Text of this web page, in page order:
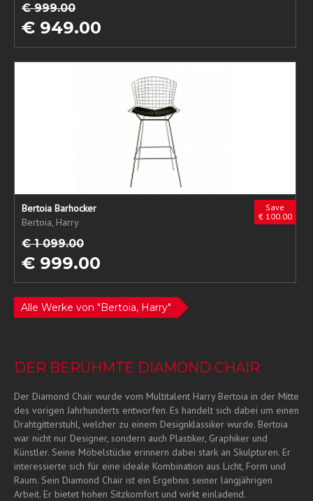
€ 999.00
€ 949.00
Save
€ 100.00
Bertoia Barhocker
Bertoia, Harry
€ 1 099.00
€ 999.00
Alle Werke von "Bertoia, Harry"
DER BERÜHMTE DIAMOND CHAIR
Der Diamond Chair wurde vom Multitalent Harry Bertoia in der Mitte
des vorigen Jahrhunderts entworfen. Es handelt sich dabei um einen
Drahtgitterstuhl, welcher zu einem Designklassiker wurde. Bertoia
war nicht nur Designer, sondern auch Plastiker, Graphiker und
Künstler. Seine Möbelstücke erinnern dabei stark an Skulpturen. Er
interessierte sich für eine ideale Kombination aus Licht, Form und
Raum. Sein Diamond Chair ist ein Ergebnis seiner langjährigen
Arbeit. Er bietet hohen Sitzkomfort und wirkt einladend.